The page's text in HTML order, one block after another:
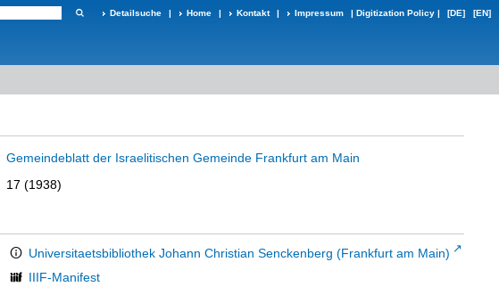
Detailsuche | Home | Kontakt | Impressum | Digitization Policy | [DE] [EN]
Gemeindeblatt der Israelitischen Gemeinde Frankfurt am Main
17 (1938)
Universitaetsbibliothek Johann Christian Senckenberg (Frankfurt am Main)
IIIF-Manifest